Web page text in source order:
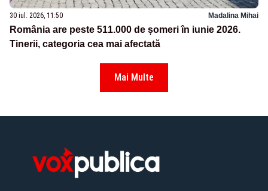
30 iul. 2026, 11:50 Madalina Mihai
România are peste 511.000 de șomeri în iunie 2026.
Tinerii, categoria cea mai afectată
Mai Multe